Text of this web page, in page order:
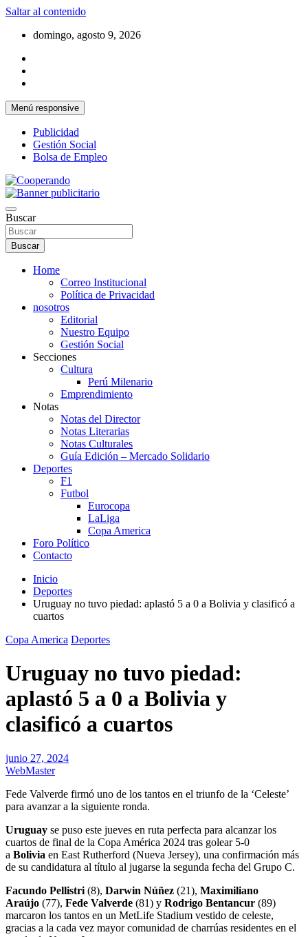
Saltar al contenido
domingo, agosto 9, 2026
Menú responsive
Publicidad
Gestión Social
Bolsa de Empleo
Cooperando
Buscar
Buscar
Home
Correo Institucional
Política de Privacidad
nosotros
Editorial
Nuestro Equipo
Gestión Social
Secciones
Cultura
Perú Milenario
Emprendimiento
Notas
Notas del Director
Notas Literarias
Notas Culturales
Guía Edición – Mercado Solidario
Deportes
F1
Futbol
Eurocopa
LaLiga
Copa America
Foro Político
Contacto
Inicio
Deportes
Uruguay no tuvo piedad: aplastó 5 a 0 a Bolivia y clasificó a
cuartos
Copa America Deportes
Uruguay no tuvo piedad:
aplastó 5 a 0 a Bolivia y
clasificó a cuartos
junio 27, 2024
WebMaster
Fede Valverde firmó uno de los tantos en el triunfo de la ‘Celeste’
para avanzar a la siguiente ronda.
Uruguay se puso este jueves en ruta perfecta para alcanzar los
cuartos de final de la Copa América 2024 tras golear 5-0
a Bolivia en East Rutherford (Nueva Jersey), una confirmación más
de su candidatura al título al jugarse la segunda fecha del Grupo C.
Facundo Pellistri (8), Darwin Núñez (21), Maximiliano
Araújo (77), Fede Valverde (81) y Rodrigo Bentancur (89)
marcaron los tantos en un MetLife Stadium vestido de celeste,
gracias a la cada vez mayor comunidad de charrúas residentes en el